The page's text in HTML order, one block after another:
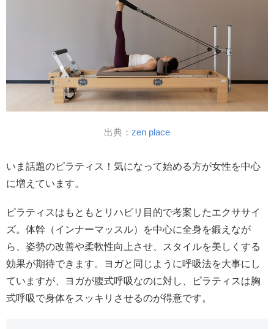
出典： zen place
いま話題のピラティス！気になって始める方が女性を中心
に増えています。
ピラティスはもともとリハビリ目的で考案したエクササイ
ズ。体幹（インナーマッスル）を中心に全身を鍛えなが
ら、姿勢の改善や柔軟性向上させ、スタイルを美しくする
効果が期待できます。ヨガと同じように呼吸法を大事にし
ていますが、ヨガが腹式呼吸なのに対し、ピラティスは胸
式呼吸で身体をスッキリさせるのが得意です。